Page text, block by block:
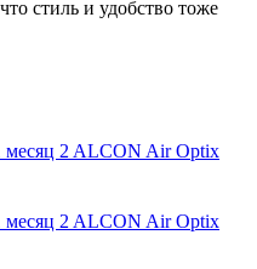
стиль и удобство тоже
ALCON Air Optix
ALCON Air Optix